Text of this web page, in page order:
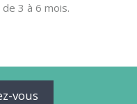
3 à 6 mois.
vous